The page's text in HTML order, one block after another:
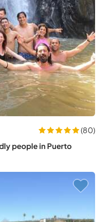
(80)
people in Puerto